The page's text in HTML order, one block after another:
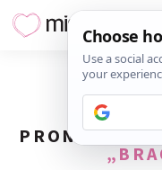
PRONAĐENO